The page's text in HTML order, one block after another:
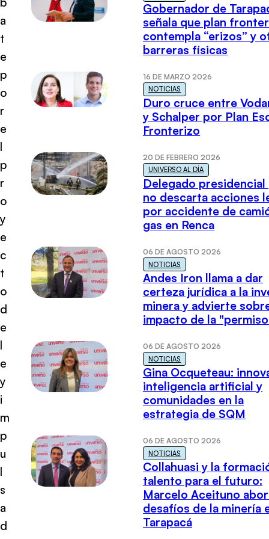
a
t
e
p
o
r
e
l
p
r
o
y
e
c
t
o
d
e
l
e
y
i
m
p
u
l
s
a
d
Gobernador de
señala que plan
contempla “erizos” y
barreras físicas
16 DE MARZO 2026
NOTICIAS
Duro cruce entre
y Schalper por Plan
Fronterizo
20 DE FEBRERO 2026
UNIVERSO AL DÍA
Delegado presidencial
no descarta acciones
por accidente de
gas en Renca
06 DE AGOSTO 2026
NOTICIAS
Andes Iron llama a dar
certeza jurídica a la
minera y advierte
impacto de la
06 DE AGOSTO 2026
NOTICIAS
Gina Ocqueteau:
inteligencia artificial y
comunidades en la
estrategia de SQM
06 DE AGOSTO 2026
NOTICIAS
Collahuasi y la
talento para el futuro:
Marcelo Aceituno
desafíos de la minería
Tarapacá